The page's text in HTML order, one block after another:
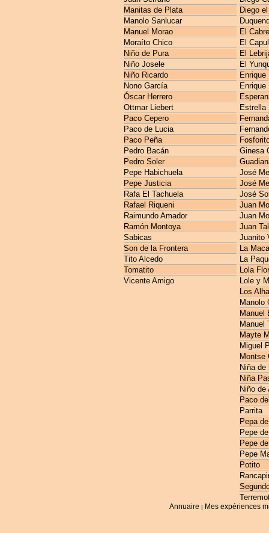
Manitas de Plata
Manolo Sanlucar
Manuel Morao
Moraíto Chico
Niño de Pura
Niño Josele
Niño Ricardo
Nono García
Óscar Herrero
Ottmar Liebert
Paco Cepero
Paco de Lucia
Paco Peña
Pedro Bacán
Pedro Soler
Pepe Habichuela
Pepe Justicia
Rafa El Tachuela
Rafael Riqueni
Raimundo Amador
Ramón Montoya
Sabicas
Son de la Frontera
Tito Alcedo
Tomatito
Vicente Amigo
Diego
El
El
El
El
Enrique
Estrella
Ginesa
José
José
José
Juan
Juan
Juan
Juanito
La
La
Lola
Lole y
Los
Manolo
Manuel
Manuel
Mayte
Miguel
Montse
Niña
Niña
Niño de
Paco
Parrita
Pepa
Pepe
Pepe
Pepe
Potito
Annuaire | Mes expériences